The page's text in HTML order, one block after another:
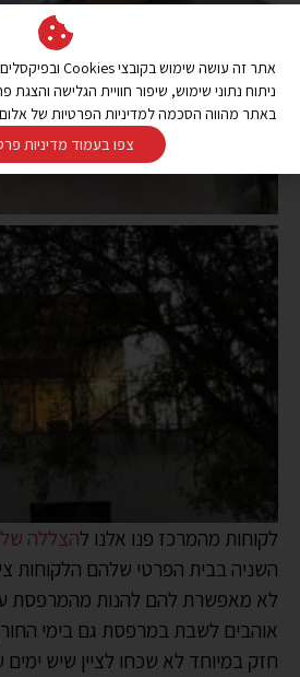
לקוחות מהמרכז פנו אלנו להצללה
השניה בבית הפרטי שלהם הלקוחות
לא מאפשרת להם להנות מהמרפסת
אוהבים לשבת במרפסת גם בימי
חזק במיוחד לא שכחו לציין שיש ימים
ניתוח נתוני שימוש, שיפור חוויית הגלישה
באתר מהווה הסכמה למדיניות הפרטיות של
צפו בעמוד מדיניות